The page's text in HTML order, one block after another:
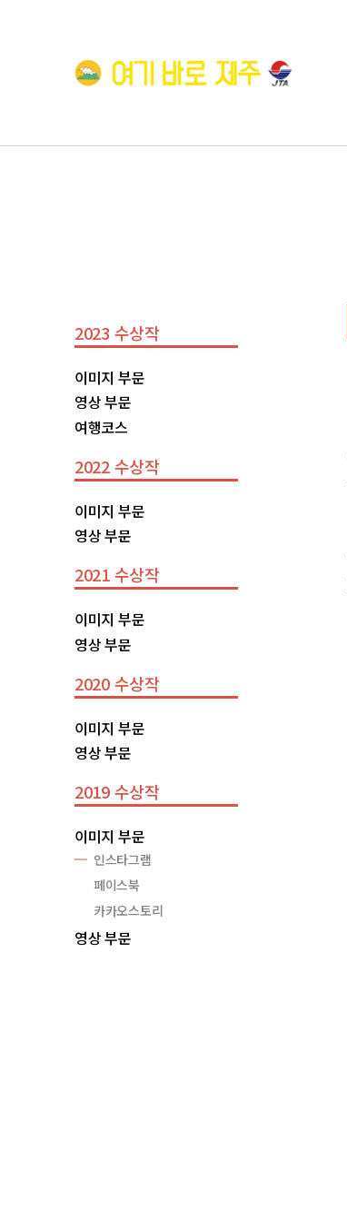
2023 수상작
이미지 부문
영상 부문
여행코스
2022 수상작
이미지 부문
영상 부문
2021 수상작
이미지 부문
영상 부문
2020 수상작
이미지 부문
영상 부문
2019 수상작
이미지 부문
인스타그램
페이스북
카카오스토리
영상 부문